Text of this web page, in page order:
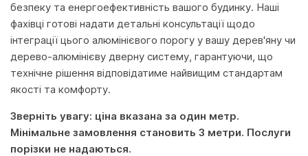
безпеку та енергоефективність вашого будинку. Наші
фахівці готові надати детальні консультації щодо
інтеграції цього алюмінієвого порогу у вашу дерев'яну чи
дерево-алюмінієву дверну систему, гарантуючи, що
технічне рішення відповідатиме найвищим стандартам
якості та комфорту.
Зверніть увагу: ціна вказана за один метр.
Мінімальне замовлення становить 3 метри. Послуги
порізки не надаються.